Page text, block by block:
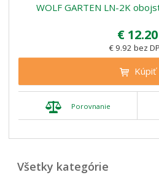
WOLF GARTEN LN-2K
€ 12.20
€ 9.92 bez
Kúpiť
Porovnanie
všetky kategórie